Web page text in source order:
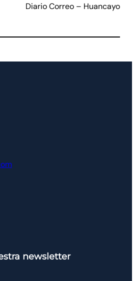
Diario Correo – Huancayo
newsletter